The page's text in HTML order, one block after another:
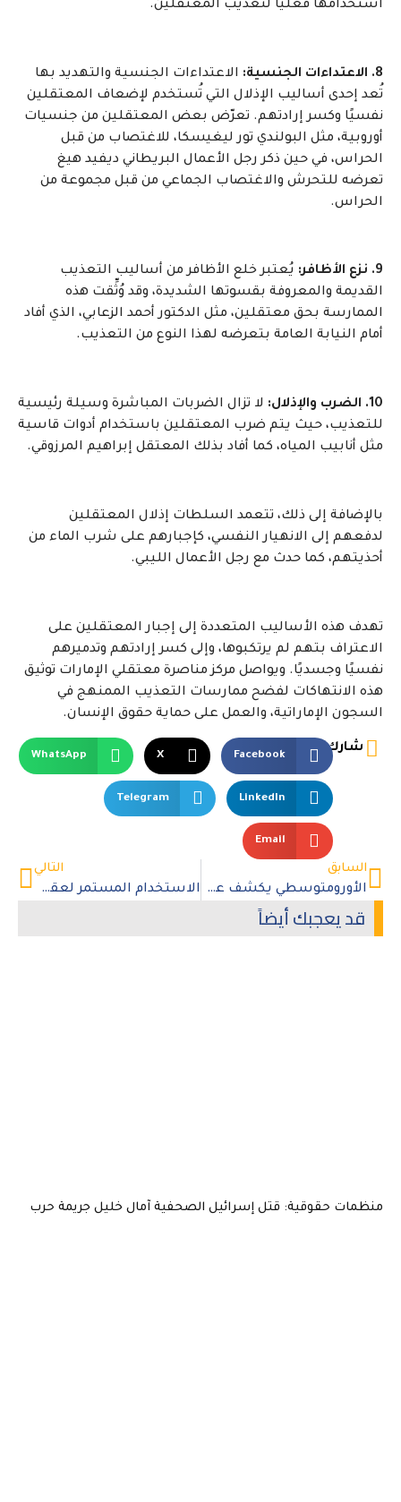
استخدامها فعليًا لتعذيب المعتقلين.
8. الاعتداءات الجنسية:
الاعتداءات الجنسية والتهديد بها
تُعد إحدى أساليب الإذلال التي تُستخدم لإضعاف المعتقلين
نفسيًا وكسر إرادتهم. تعرّض بعض المعتقلين من جنسيات
أوروبية، مثل البولندي تور ليغيسكا، للاغتصاب من قبل
الحراس، في حين ذكر رجل الأعمال البريطاني ديفيد هيغ
تعرضه للتحرش والاغتصاب الجماعي من قبل مجموعة من
الحراس.
9. نزع الأظافر:
يُعتبر خلع الأظافر من أساليب التعذيب
القديمة والمعروفة بقسوتها الشديدة، وقد وُثِّقت هذه
الممارسة بحق معتقلين، مثل الدكتور أحمد الزعابي، الذي أفاد
أمام النيابة العامة بتعرضه لهذا النوع من التعذيب.
10. الضرب والإذلال:
لا تزال الضربات المباشرة وسيلة رئيسية
للتعذيب، حيث يتم ضرب المعتقلين باستخدام أدوات قاسية
مثل أنابيب المياه، كما أفاد بذلك المعتقل إبراهيم المرزوقي.
بالإضافة إلى ذلك، تتعمد السلطات إذلال المعتقلين
لدفعهم إلى الانهيار النفسي، كإجبارهم على شرب الماء من
أحذيتهم، كما حدث مع رجل الأعمال الليبي.
تهدف هذه الأساليب المتعددة إلى إجبار المعتقلين على
الاعتراف بتهم لم يرتكبوها، وإلى كسر إرادتهم وتدميرهم
نفسيًا وجسديًا. ويواصل مركز مناصرة معتقلي الإمارات توثيق
هذه الانتهاكات لفضح ممارسات التعذيب الممنهج في
السجون الإماراتية، والعمل على حماية حقوق الإنسان.
شارك
Facebook
X
WhatsApp
LinkedIn
Telegram
Email
السابق
الأورومتوسطي يكشف عن مجزرة دقيق جديدة طالت عشرات المجوعين شمال مدينة غزة
التالي
الاستخدام المستمر لعقوبة الإعدام في المملكة العربية السعودية
قد يعجبك أيضاً
منظمات حقوقية: قتل إسرائيل الصحفية آمال خليل جريمة حرب